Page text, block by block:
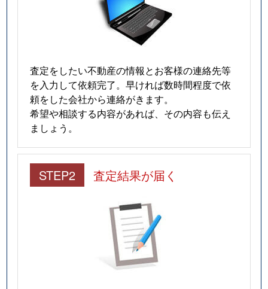
査定をしたい不動産の情報とお客様の連絡先等
を入力して依頼完了。早ければ数時間程度で依
頼をした会社から連絡がきます。
希望や相談する内容があれば、その内容も伝え
ましょう。
STEP2 査定結果が届く